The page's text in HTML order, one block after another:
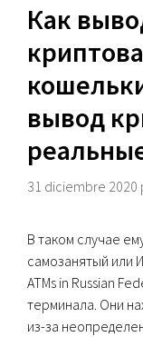
Как
вывод
31 diciembre 2020
В таком случае
самозанятый или
ATMs in Russian
терминала. Они
из-за